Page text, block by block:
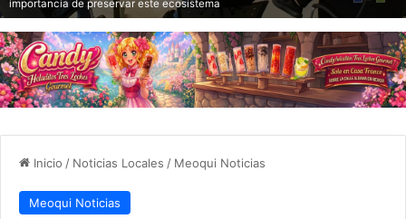
importancia de preservar este ecosistema
Inicio / Noticias Locales / Meoqui Noticias
Meoqui Noticias